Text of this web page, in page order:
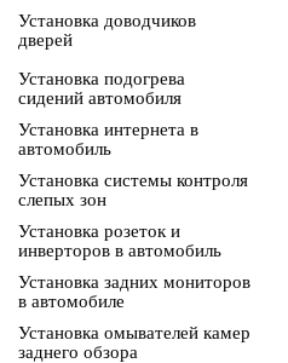
Установка доводчиков
дверей
Установка подогрева
сидений автомобиля
Установка интернета в
автомобиль
Установка системы контроля
слепых зон
Установка розеток и
инверторов в автомобиль
Установка задних мониторов
в автомобиле
Установка омывателей камер
заднего обзора